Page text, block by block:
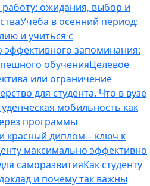
ожидания, выбор и
Учеба в осенний период:
и учиться с
эффективного запоминания:
обученияЦелевое
или ограничение
для студента. Что в вузе
мобильность как
программы
красный диплом – ключ к
максимально эффективно
саморазвитияКак студенту
и почему так важны